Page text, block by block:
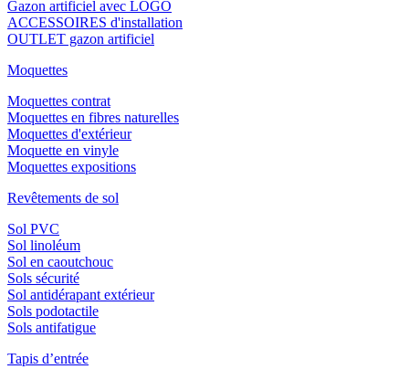
Gazon artificiel avec LOGO
ACCESSOIRES d'installation
OUTLET gazon artificiel
Moquettes
Moquettes contrat
Moquettes en fibres naturelles
Moquettes d'extérieur
Moquette en vinyle
Moquettes expositions
Revêtements de sol
Sol PVC
Sol linoléum
Sol en caoutchouc
Sols sécurité
Sol antidérapant extérieur
Sols podotactile
Sols antifatigue
Tapis d’entrée